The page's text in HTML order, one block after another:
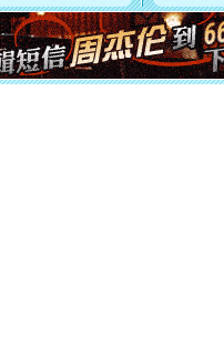
起；二是再生再
离。水晶之恋祝
[元旦]当我狠下
泣，这痛楚让我
卖了。水晶之恋